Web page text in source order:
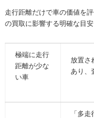
走行距離だけで車の価値を
の買取に影響する明確な目
極端に走行
距離が少な
い車
放置さ
あり、
「多走